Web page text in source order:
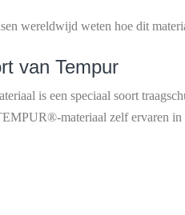
wereldwijd weten hoe dit
van Tempur
is een speciaal soort
materiaal zelf ervaren in